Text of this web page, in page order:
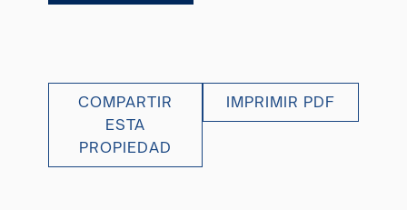
COMPARTIR
ESTA
PROPIEDAD
IMPRIMIR PDF